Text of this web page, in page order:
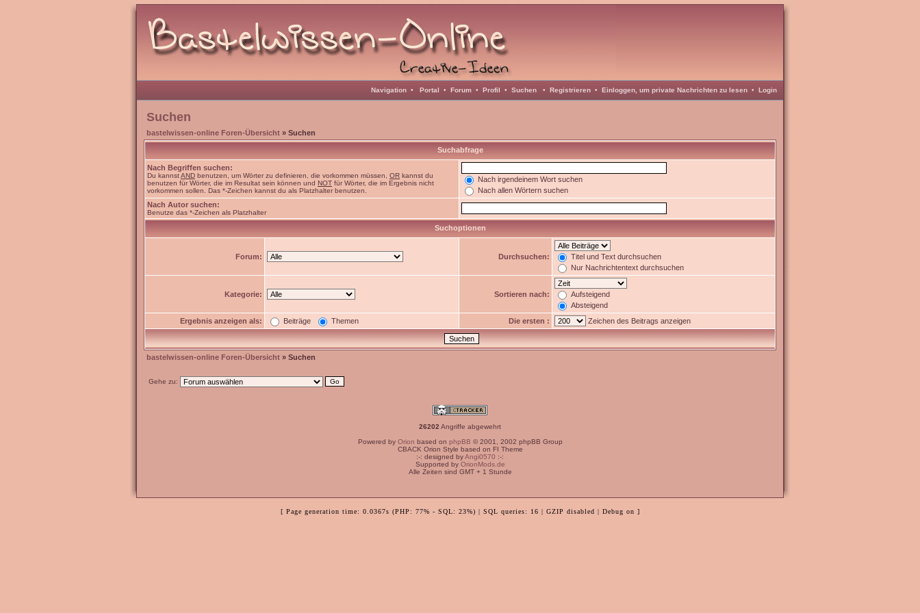
Navigation • Portal • Forum • Profil • Suchen • Registrieren • Einloggen, um private Nachrichten zu lesen • Login
Suchen
bastelwissen-online Foren-Übersicht » Suchen
Suchabfrage
Nach Begriffen suchen:
Du kannstAND benutzen, um Wörter zu definieren, die vorkommen müssen, OR kannst du
benutzen für Wörter, die im Resultat sein können und NOT für Wörter, die im Ergebnis nicht
vorkommen sollen. Das *-Zeichen kannst du als Platzhalter benutzen.
Nach irgendeinem Wort suchen
Nach allen Wörtern suchen
Nach Autor suchen:
Benutze das *-Zeichen als Platzhalter
Suchoptionen
Forum: Durchsuchen:
Titel und Text durchsuchen
Nur Nachrichtentext durchsuchen
Kategorie: Sortieren nach:
Aufsteigend
Absteigend
Ergebnis anzeigen als:
Beiträge Themen Die ersten : Zeichen des Beitrags anzeigen
bastelwissen-online Foren-Übersicht » Suchen
Gehe zu:
26202 Angriffe abgewehrt
Powered by Orion based on phpBB © 2001, 2002 phpBB Group
CBACK Orion Style based on FI Theme
:-: designed byAngi0570 :-:
Supported by OrionMods.de
Alle Zeiten sind GMT + 1 Stunde
[ Page generation time: 0.0367s (PHP: 77% - SQL: 23%) | SQL queries: 16 | GZIP disabled | Debug on ]